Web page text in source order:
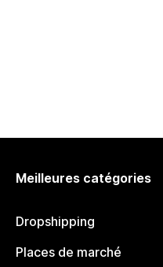
Meilleures catégories
Dropshipping
Places de marché